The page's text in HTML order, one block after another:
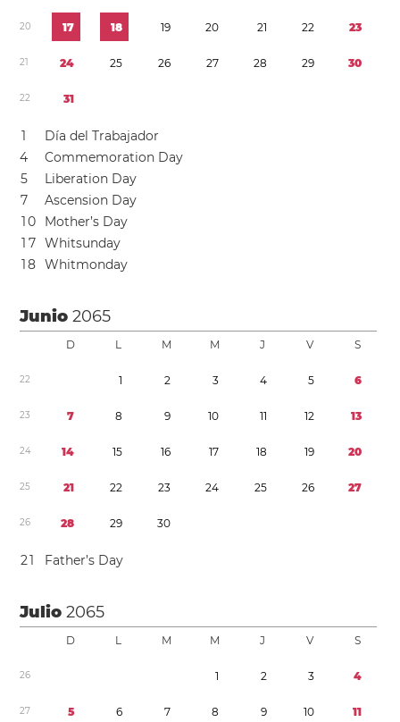
20 17 18 19 20 21 22 23
21 24 25 26 27 28 29 30
22 31
1
Día del Trabajador
4
Commemoration Day
5
Liberation Day
7
Ascension Day
10
Mother’s Day
1 7 Whitsunday
18 Whitmonday
Junio2065
D L M M J V S
22 1 2 3 4 5 6
23 7 8 9 10 11 12 13
24 14 15 16 17 18 19 20
25 21 22 23 24 25 26 27
26 28 29 30
21 Father’s Day
Julio2065
D L M M J V S
26 1 2 3 4
27 5 6 7 8 9 10 11